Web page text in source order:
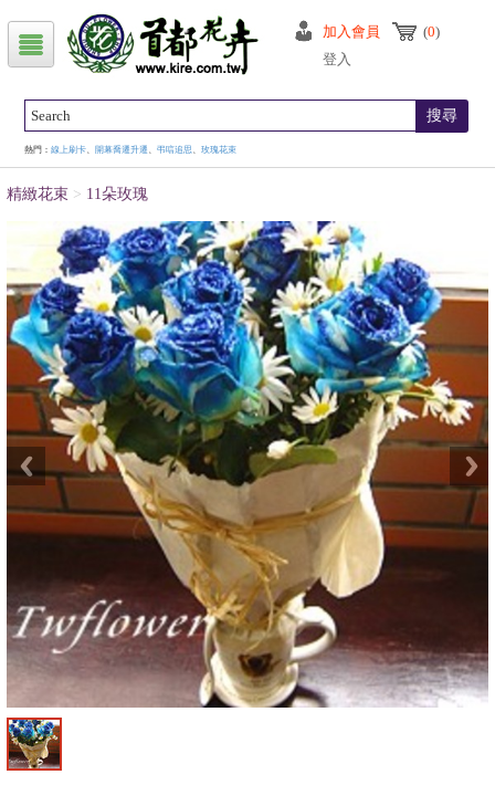
加入會員
登入
(0)
搜尋
熱門：線上刷卡、 開幕喬遷升遷 、弔唁追思、玫瑰花束
精緻花束 > 11朵玫瑰